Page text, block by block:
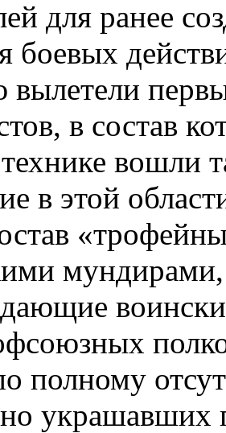
для ранее
боевых
в состав
вошли
в этой
полному
украшавших